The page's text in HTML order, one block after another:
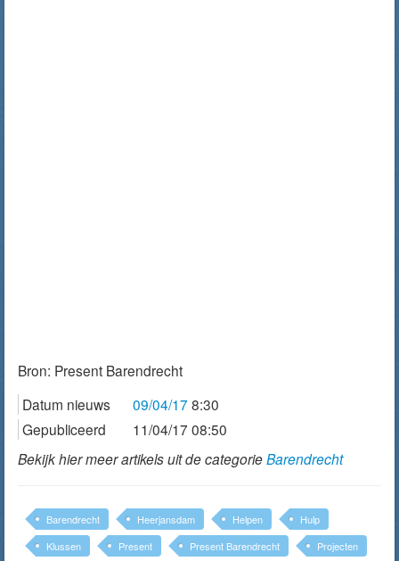
Bron: Present Barendrecht
Datum nieuws
09/04/17 8:30
Gepubliceerd
11/04/17 08:50
Bekijk hier meer artikels uit de categorieBarendrecht
Barendrecht Heerjansdam Helpen
Hulp
Klussen
Present Present Barendrecht
Projecten